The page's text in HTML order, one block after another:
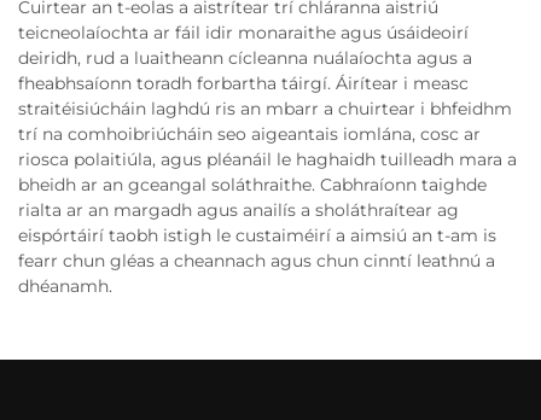
Cuirtear an t-eolas a aistrítear trí chláranna aistriú
teicneolaíochta ar fáil idir monaraithe agus úsáideoirí
deiridh, rud a luaitheann cícleanna nuálaíochta agus a
fheabhsaíonn toradh forbartha táirgí. Áirítear i measc
straitéisiúcháin laghdú ris an mbarr a chuirtear i bhfeidhm
trí na comhoibriúcháin seo aigeantais iomlána, cosc ar
riosca polaitiúla, agus pléanáil le haghaidh tuilleadh mara a
bheidh ar an gceangal soláthraithe. Cabhraíonn taighde
rialta ar an margadh agus anailís a sholáthraítear ag
eispórtáirí taobh istigh le custaiméirí a aimsiú an t-am is
fearr chun gléas a cheannach agus chun cinntí leathnú a
dhéanamh.